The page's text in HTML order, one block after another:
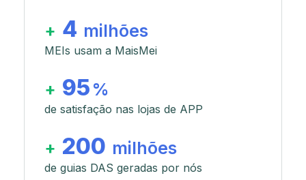
+ 4 milhões
MEIs usam a MaisMei
+ 95 %
de satisfação nas lojas de APP
+ 200 milhões
de guias DAS geradas por nós